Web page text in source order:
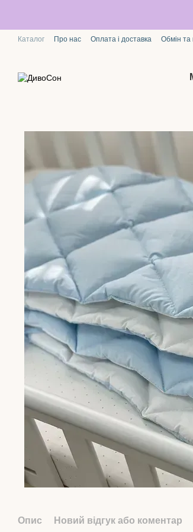
Каталог Про нас Оплата і доставка Обмін та
Опис Новий відгук або коментар